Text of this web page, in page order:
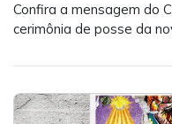
Confira a mensagem do
cerimônia de posse da